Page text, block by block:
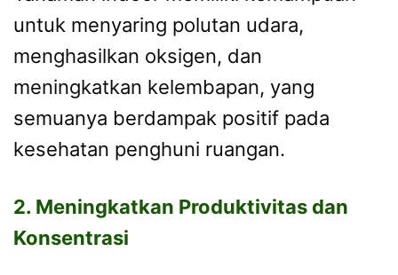
untuk menyaring polutan udara,
menghasilkan oksigen, dan
meningkatkan kelembapan, yang
semuanya berdampak positif pada
kesehatan penghuni ruangan.
2. Meningkatkan Produktivitas dan
Konsentrasi